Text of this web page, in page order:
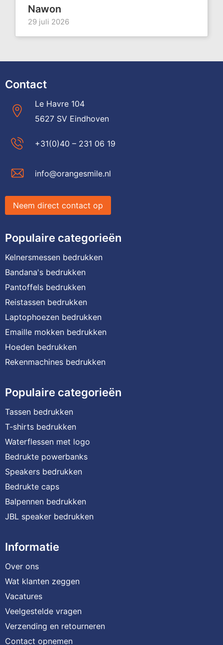
Nawon
29 juli 2026
Contact
Le Havre 104
5627 SV Eindhoven
+31(0)40 – 231 06 19
info@orangesmile.nl
Neem direct contact op
Populaire categorieën
Kelnersmessen bedrukken
Bandana's bedrukken
Pantoffels bedrukken
Reistassen bedrukken
Laptophoezen bedrukken
Emaille mokken bedrukken
Hoeden bedrukken
Rekenmachines bedrukken
Populaire categorieën
Tassen bedrukken
T-shirts bedrukken
Waterflessen met logo
Bedrukte powerbanks
Speakers bedrukken
Bedrukte caps
Balpennen bedrukken
JBL speaker bedrukken
Informatie
Over ons
Wat klanten zeggen
Vacatures
Veelgestelde vragen
Verzending en retourneren
Contact opnemen